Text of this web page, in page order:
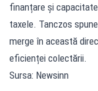
finanțare și
taxele. Tanczos
merge în această
eficienței colectării.
Sursa: Newsinn